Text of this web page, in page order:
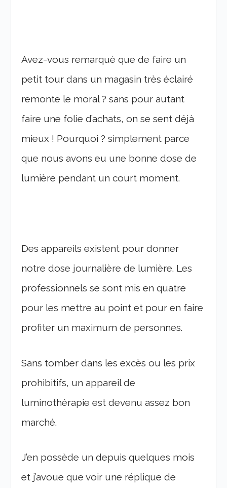
Avez-vous remarqué que de faire un
petit tour dans un magasin très éclairé
remonte le moral ? sans pour autant
faire une folie d’achats, on se sent déjà
mieux ! Pourquoi ? simplement parce
que nous avons eu une bonne dose de
lumière pendant un court moment.
Des appareils existent pour donner
notre dose journalière de lumière. Les
professionnels se sont mis en quatre
pour les mettre au point et pour en faire
profiter un maximum de personnes.
Sans tomber dans les excès ou les prix
prohibitifs, un appareil de
luminothérapie est devenu assez bon
marché.
J’en possède un depuis quelques mois
et j’avoue que voir une réplique de